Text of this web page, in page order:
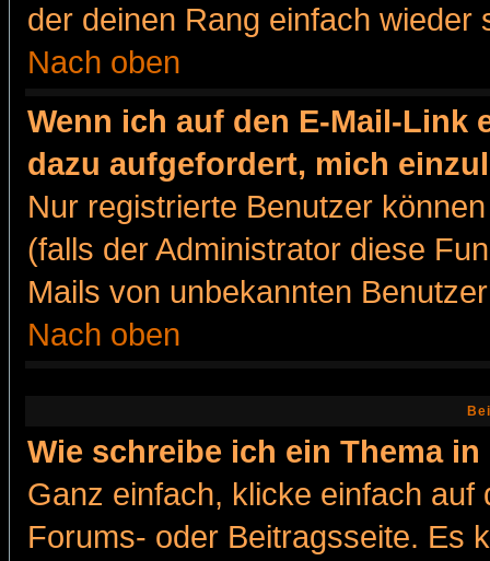
der deinen Rang einfach wieder
Nach oben
Wenn ich auf den E-Mail-Link
dazu aufgefordert, mich
Nur registrierte Benutzer
(falls der Administrator diese
Mails von unbekannten
Nach oben
Wie schreibe ich ein Thema
Ganz einfach, klicke einfach
Forums- oder Beitragsseite. Es